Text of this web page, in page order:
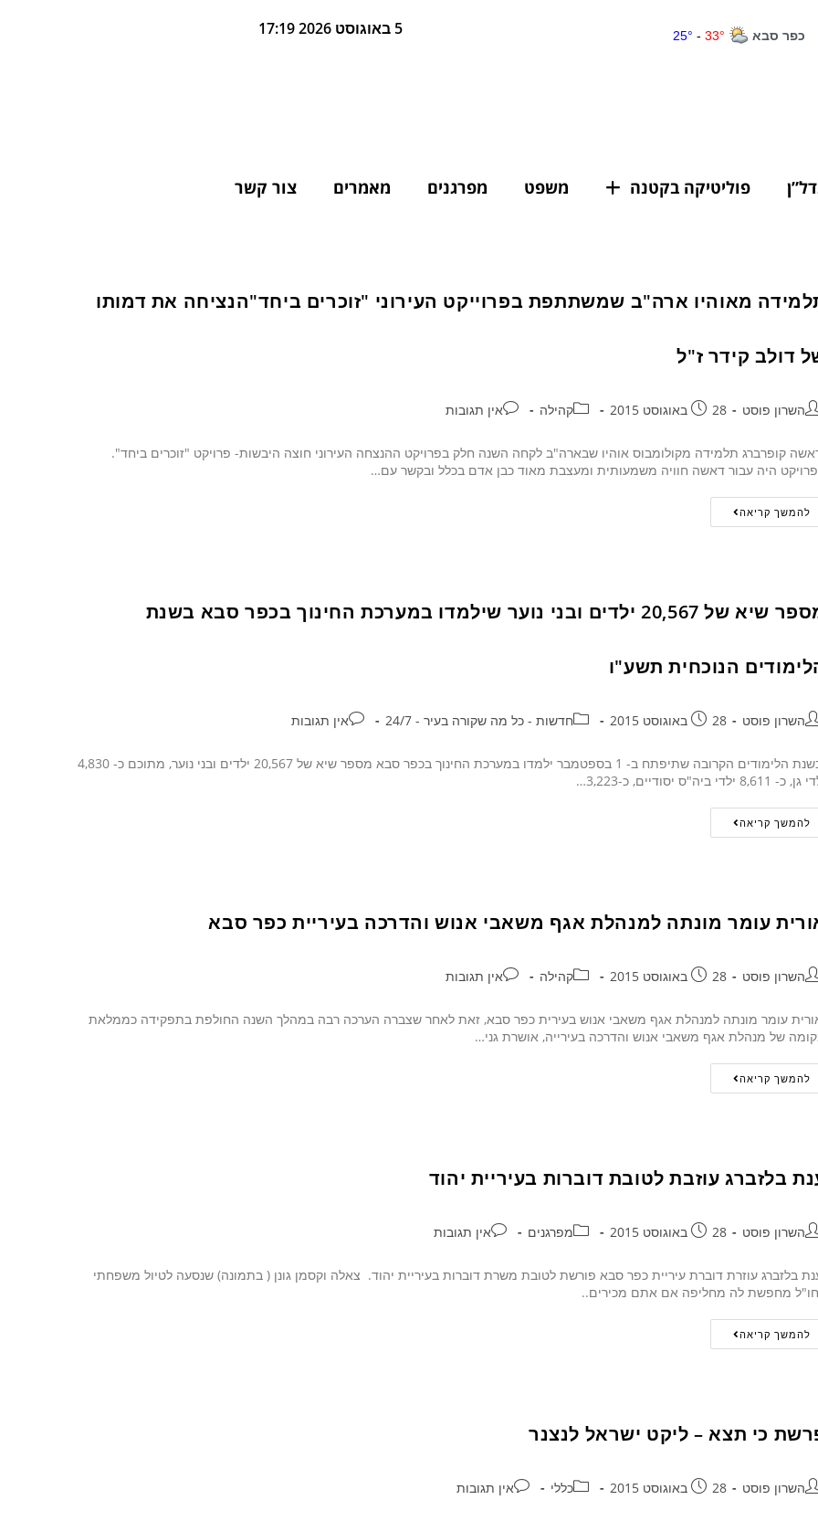
5 באוגוסט 2026 17:19
פוליטיקה בקטנה משפט מפרגנים מאמרים צור קשר
מאוהיו ארה"ב שמשתתפת בפרוייקט העירוני "זוכרים ביחד"הנציחה את דמותו
דולב קידר ז"ל
השרון פוסט 28 באוגוסט 2015 קהילה אין תגובות
קופרברג תלמידה מקולומבוס אוהיו שבארה"ב לקחה השנה חלק בפרויקט ההנצחה העירוני חוצה היבשות- פרויקט "זוכרים ביחד".
היה עבור דאשה חוויה משמעותית ומעצבת מאוד כבן אדם בכלל ובקשר עם…
להמשך קריאה
מספר שיא של 20,567 ילדים ובני נוער שילמדו במערכת החינוך בכפר סבא בשנת
הנוכחית תשע"ו
השרון פוסט 28 באוגוסט 2015 חדשות - כל מה שקורה בעיר - 24/7 אין תגובות
בשנת הלימודים הקרובה שתיפתח ב- 1 בספטמבר ילמדו במערכת החינוך בכפר סבא מספר שיא של 20,567 ילדים ובני נוער, מתוכם כ- 4,830
8,611 ילדי ביה"ס יסודיים, כ-3,223…
להמשך קריאה
עומר מונתה למנהלת אגף משאבי אנוש והדרכה בעיריית כפר סבא
השרון פוסט 28 באוגוסט 2015 קהילה אין תגובות
עומר מונתה למנהלת אגף משאבי אנוש בעירית כפר סבא, זאת לאחר שצברה הערכה רבה במהלך השנה החולפת בתפקידה כממלאת
של מנהלת אגף משאבי אנוש והדרכה בעירייה, אושרת גני…
להמשך קריאה
בלזברג עוזבת לטובת דוברות בעיריית יהוד
השרון פוסט 28 באוגוסט 2015 מפרגנים אין תגובות
בלזברג עוזרת דוברת עיריית כפר סבא פורשת לטובת משרת דוברות בעיריית יהוד. צאלה וקסמן גונן ( בתמונה) שנסעה לטיול משפחתי
מחפשת לה מחליפה אם אתם מכירים..
להמשך קריאה
כי תצא – ליקט ישראל לנצנר
השרון פוסט 28 באוגוסט 2015 כללי אין תגובות